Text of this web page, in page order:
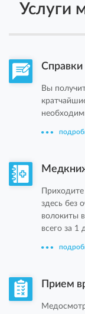
Услуги
Справки
Вы
здесь без
волокиты
всего за 1
Прием